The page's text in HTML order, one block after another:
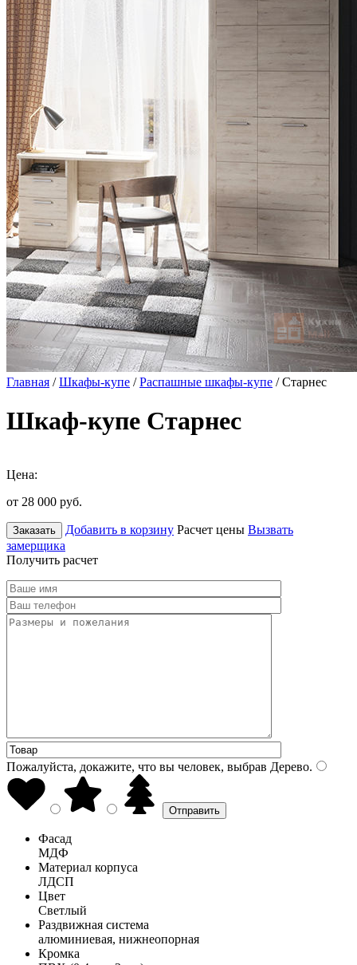
Главная /Шкафы-купе /Распашные шкафы-купе / Старнес
Шкаф-купе Старнес
Цена:
от 28 000 руб.
Заказать Добавить в корзину Расчет цены Вызвать
замерщика
Получить расчет
Пожалуйста, докажите, что вы человек, выбрав Дерево.
Фасад
МДФ
Материал корпуса
ЛДСП
Цвет
Светлый
Раздвижная система
алюминиевая, нижнеопорная
Кромка